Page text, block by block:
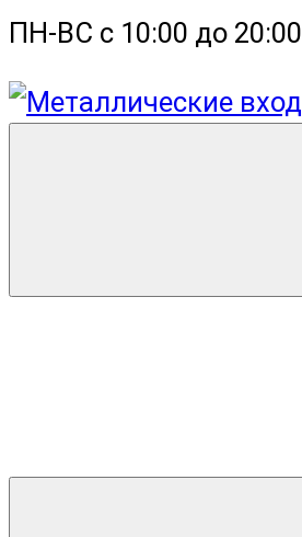
ПН-ВС с 10:00 до 20:00